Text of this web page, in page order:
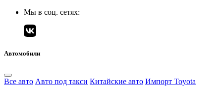
Мы в соц. сетях:
Автомобили
Все авто Авто под такси Китайские авто Импорт Toyota